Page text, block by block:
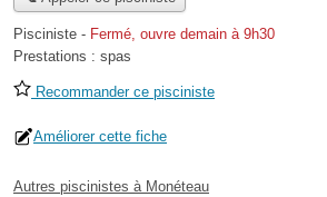
Pisciniste - Fermé, ouvre demain à 9h30
Prestations : spas
Recommander ce pisciniste
Améliorer cette fiche
Autres piscinistes à Monéteau